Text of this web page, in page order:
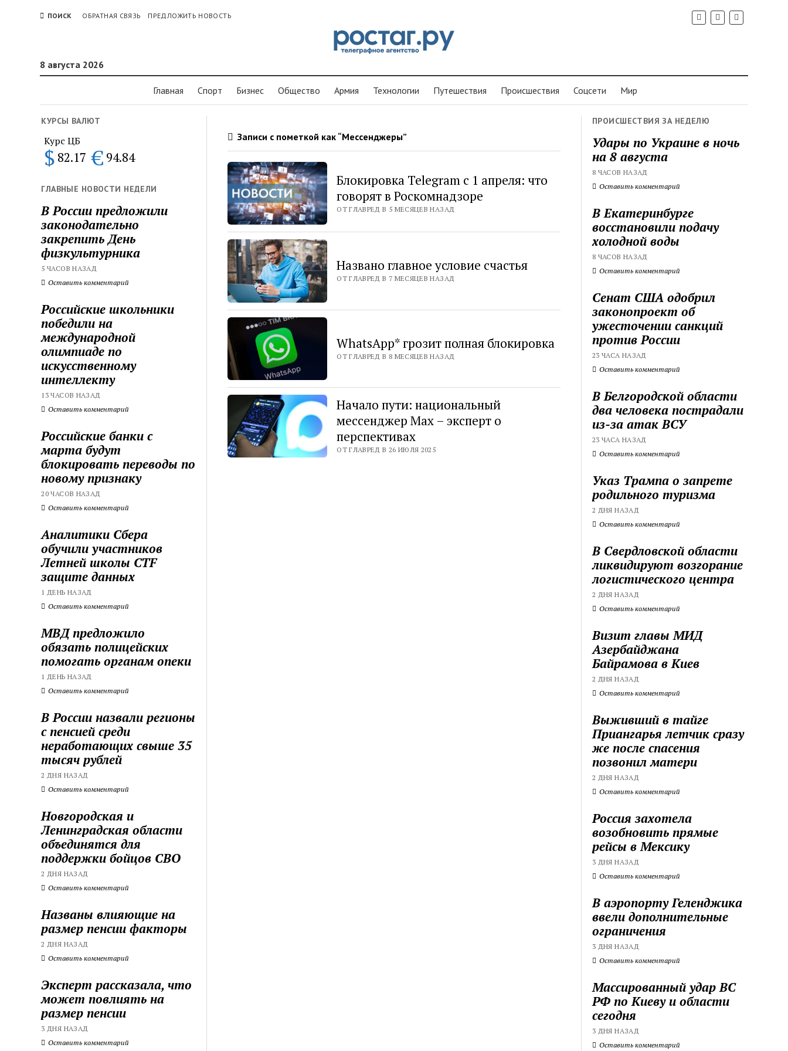
ПОИСК ОБРАТНАЯ СВЯЗЬ ПРЕДЛОЖИТЬ НОВОСТЬ
8 августа 2026
Главная Спорт Бизнес Общество Армия Технологии Путешествия Проиcшествия Соцсети Мир
КУРСЫ ВАЛЮТ
Курс ЦБ
$ 82.17 € 94.84
ГЛАВНЫЕ НОВОСТИ НЕДЕЛИ
В России предложили
законодательно
закрепить День
физкультурника
5 ЧАСОВ НАЗАД
Оставить комментарий
Российские школьники
победили на
международной
олимпиаде по
искусственному
интеллекту
13 ЧАСОВ НАЗАД
Оставить комментарий
Российские банки с
марта будут
блокировать переводы по
новому признаку
20 ЧАСОВ НАЗАД
Оставить комментарий
Аналитики Сбера
обучили участников
Летней школы CTF
защите данных
1 ДЕНЬ НАЗАД
Оставить комментарий
МВД предложило
обязать полицейских
помогать органам опеки
1 ДЕНЬ НАЗАД
Оставить комментарий
В России назвали регионы
с пенсией среди
неработающих свыше 35
тысяч рублей
2 ДНЯ НАЗАД
Оставить комментарий
Новгородская и
Ленинградская области
объединятся для
поддержки бойцов СВО
2 ДНЯ НАЗАД
Оставить комментарий
Названы влияющие на
размер пенсии факторы
2 ДНЯ НАЗАД
Оставить комментарий
Эксперт рассказала, что
может повлиять на
размер пенсии
3 ДНЯ НАЗАД
Оставить комментарий
Записи с пометкой как “Мессенджеры”
Блокировка Telegram с 1 апреля: что
говорят в Роскомнадзоре
ОТ ГЛАВРЕД В 5 МЕСЯЦЕВ НАЗАД
Названо главное условие счастья
ОТ ГЛАВРЕД В 7 МЕСЯЦЕВ НАЗАД
WhatsApp* грозит полная блокировка
ОТ ГЛАВРЕД В 8 МЕСЯЦЕВ НАЗАД
Начало пути: национальный
мессенджер Max – эксперт о
перспективах
ОТ ГЛАВРЕД В 26 ИЮЛЯ 2025
ПРОИСШЕСТВИЯ ЗА НЕДЕЛЮ
Удары по Украине в ночь
на 8 августа
8 ЧАСОВ НАЗАД
Оставить комментарий
В Екатеринбурге
восстановили подачу
холодной воды
8 ЧАСОВ НАЗАД
Оставить комментарий
Сенат США одобрил
законопроект об
ужесточении санкций
против России
23 ЧАСА НАЗАД
Оставить комментарий
В Белгородской области
два человека пострадали
из-за атак ВСУ
23 ЧАСА НАЗАД
Оставить комментарий
Указ Трампа о запрете
родильного туризма
2 ДНЯ НАЗАД
Оставить комментарий
В Свердловской области
ликвидируют возгорание
логистического центра
2 ДНЯ НАЗАД
Оставить комментарий
Визит главы МИД
Азербайджана
Байрамова в Киев
2 ДНЯ НАЗАД
Оставить комментарий
Выживший в тайге
Приангарья летчик сразу
же после спасения
позвонил матери
2 ДНЯ НАЗАД
Оставить комментарий
Россия захотела
возобновить прямые
рейсы в Мексику
3 ДНЯ НАЗАД
Оставить комментарий
В аэропорту Геленджика
ввели дополнительные
ограничения
3 ДНЯ НАЗАД
Оставить комментарий
Массированный удар ВС
РФ по Киеву и области
сегодня
3 ДНЯ НАЗАД
Оставить комментарий